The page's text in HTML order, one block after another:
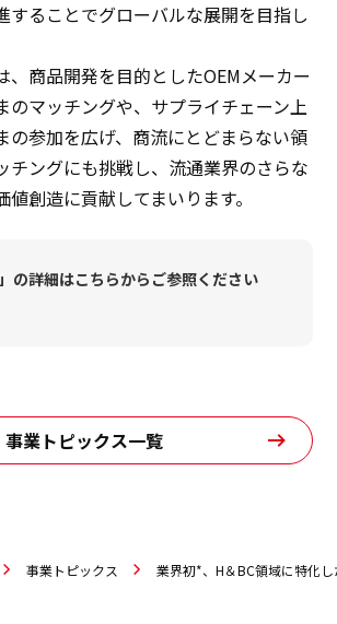
することでグローバルな展開を目指し
、商品開発を目的としたOEMメーカー
のマッチングや、サプライチェーン上
の参加を広げ、商流にとどまらない領
チングにも挑戦し、流通業界のさらな
創造に貢献してまいります。
の詳細はこちらからご参照ください
事業トピックス一覧
事業トピックス 業界初*、H＆BC領域に特化